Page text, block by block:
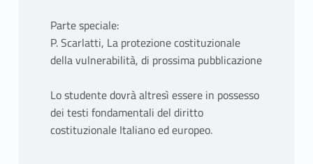
Parte speciale:
P. Scarlatti, La protezione costituzionale
della vulnerabilità, di prossima pubblicazione
Lo studente dovrà altresì essere in possesso
dei testi fondamentali del diritto
costituzionale Italiano ed europeo.